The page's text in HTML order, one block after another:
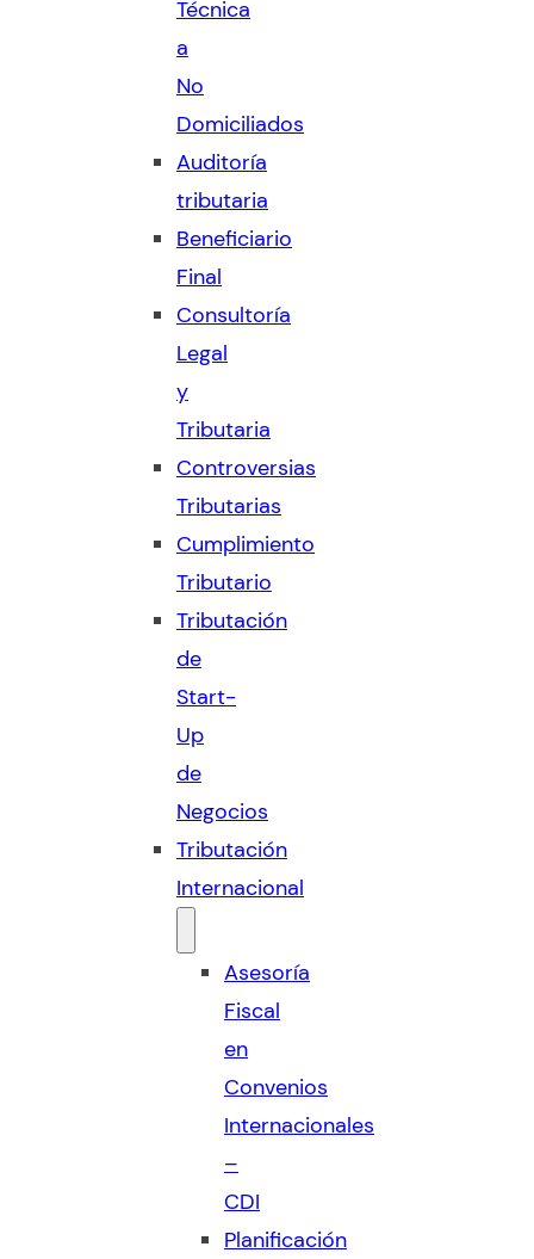
Técnica
a
No
Domiciliados
Auditoría
tributaria
Beneficiario
Final
Consultoría
Legal
y
Tributaria
Controversias
Tributarias
Cumplimiento
Tributario
Tributación
de
Start-
Up
de
Negocios
Tributación
Internacional
Asesoría
Fiscal
en
Convenios
Internacionales
–
CDI
Planificación